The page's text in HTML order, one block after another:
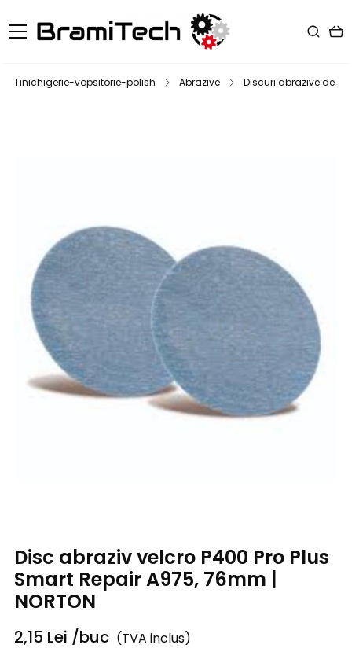
Tinichigerie-vopsitorie-polish Abrazive Discuri abrazive de
Disc abraziv velcro P400 Pro Plus
Smart Repair A975, 76mm |
NORTON
2,15 Lei /buc (TVA inclus)